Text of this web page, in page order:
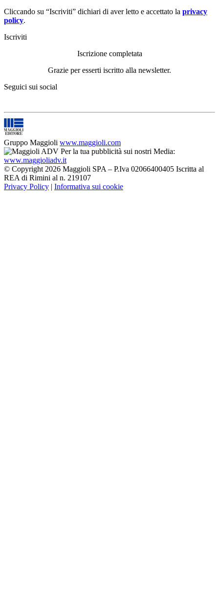
Cliccando su “Iscriviti” dichiari di aver letto e accettato la privacy
policy.
Iscriviti
Iscrizione completata
Grazie per esserti iscritto alla newsletter.
Seguici sui social
Gruppo Maggioli www.maggioli.com
Per la tua pubblicità sui nostri Media:
www.maggioliadv.it
© Copyright 2026 Maggioli SPA – P.Iva 02066400405 Iscritta al
REA di Rimini al n. 219107
Privacy Policy | Informativa sui cookie